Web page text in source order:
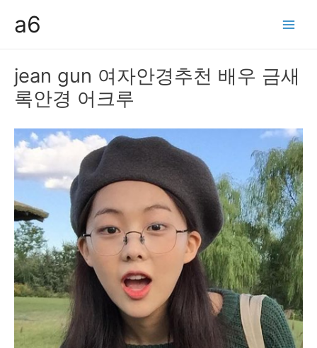
a6
jean gun 여자안경추천 배우 금새
록안경 어크루